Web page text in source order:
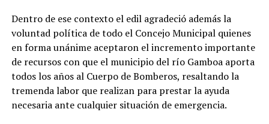
Dentro de ese contexto el edil agradeció además la
voluntad política de todo el Concejo Municipal quienes
en forma unánime aceptaron el incremento importante
de recursos con que el municipio del río Gamboa aporta
todos los años al Cuerpo de Bomberos, resaltando la
tremenda labor que realizan para prestar la ayuda
necesaria ante cualquier situación de emergencia.